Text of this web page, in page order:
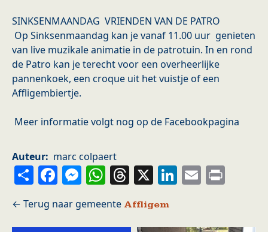
SINKSENMAANDAG VRIENDEN VAN DE PATRO
Op Sinksenmaandag kan je vanaf 11.00 uur genieten
van live muzikale animatie in de patrotuin. In en rond
de Patro kan je terecht voor een overheerlijke
pannenkoek, een croque uit het vuistje of een
Affligembiertje.
Meer informatie volgt nog op de Facebookpagina
Auteur marc colpaert
ShareFacebook
Messenger
WhatsApp
Threads
X LinkedIn
Email
Affligem